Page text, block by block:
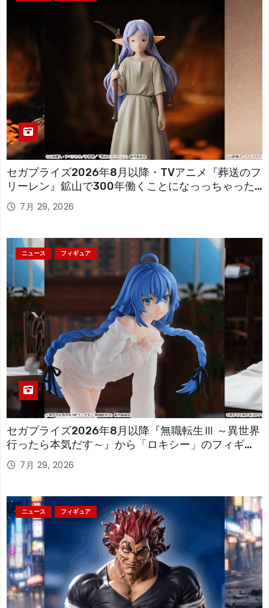
セガプライズ2026年8月以降・TVアニメ『葬送のフ
リーレン』鉱山で300年働くことになっっちゃった
「フリーレン」を立体化！
7月 29, 2026
ニュース フィギュア
セガプライズ2026年8月以降『無職転生Ⅲ ～異世界
行ったら本気だす～』から「ロキシー」のフィギュ
アが登場！
7月 29, 2026
ニュース フィギュア